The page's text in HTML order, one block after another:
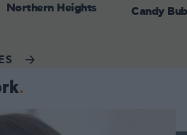
Northern Heights Candy